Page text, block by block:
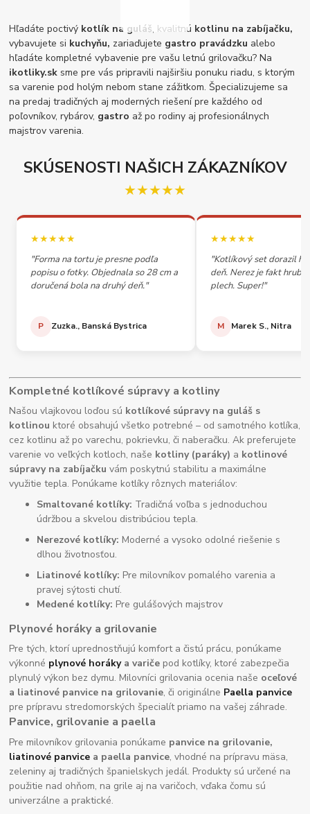
Hľadáte poctivý kotlík na guláš, kvalitnú kotlinu na zabíjačku,
vybavujete si kuchyňu, zariaďujete gastro pravádzku alebo
hľadáte kompletné vybavenie pre vašu letnú grilovačku? Na
ikotliky.sk sme pre vás pripravili najširšiu ponuku riadu, s ktorým
sa varenie pod holým nebom stane zážitkom. Špecializujeme sa
na predaj tradičných aj moderných riešení pre každého od
poľovníkov, rybárov, gastro až po rodiny aj profesionálnych
majstrov varenia.
SKÚSENOSTI NAŠICH ZÁKAZNÍKOV
★★★★★
★★★★★
"Forma na tortu je presne podľa
popisu o fotky. Objednala so 28 cm a
doručená bola na druhý deň."
P Zuzka., Banská Bystrica
★★★★★
"Kotlíkový set dorazil
deň. Nerez je fakt
plech. Super!"
M Marek S., Nitra
Kompletné kotlíkové súpravy a kotliny
Našou vlajkovou loďou sú kotlíkové súpravy na guláš s
kotlinou ktoré obsahujú všetko potrebné – od samotného kotlíka,
cez kotlinu až po varechu, pokrievku, či naberačku. Ak preferujete
varenie vo veľkých kotloch, naše kotliny (paráky) a kotlinové
súpravy na zabíjačku vám poskytnú stabilitu a maximálne
využitie tepla. Ponúkame kotlíky rôznych materiálov:
Smaltované kotlíky: Tradičná voľba s jednoduchou
údržbou a skvelou distribúciou tepla.
Nerezové kotlíky: Moderné a vysoko odolné riešenie s
dlhou životnosťou.
Liatinové kotlíky: Pre milovníkov pomalého varenia a
pravej sýtosti chutí.
Medené kotlíky: Pre gulášových majstrov
Plynové horáky a grilovanie
Pre tých, ktorí uprednostňujú komfort a čistú prácu, ponúkame
výkonné plynové horákya variče pod kotlíky, ktoré zabezpečia
plynulý výkon bez dymu. Milovníci grilovania ocenia naše oceľové
a liatinové panvice na grilovanie, či originálne Paella panvice
pre prípravu stredomorských špecialít priamo na vašej záhrade.
Panvice, grilovanie a paella
Pre milovníkov grilovania ponúkame panvice na grilovanie,
liatinové panvice a paella panvice, vhodné na prípravu mäsa,
zeleniny aj tradičných španielskych jedál. Produkty sú určené na
použitie nad ohňom, na grile aj na varičoch, vďaka čomu sú
univerzálne a praktické.